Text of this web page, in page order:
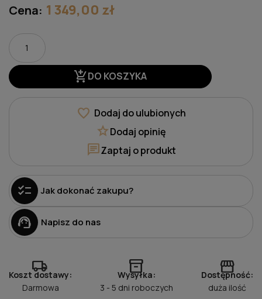
Cena: 1 349,00 zł
add_shopping_cartDO KOSZYKA
favorite Dodaj do ulubionych
starDodaj opinię
chatZaptaj o produkt
checklist Jak dokonać zakupu?
support_agent Napisz do nas
local_shipping
Koszt dostawy:
Darmowa
inventory_2
Wysyłka:
3 - 5 dni roboczych
storefront
Dostępność:
duża ilość